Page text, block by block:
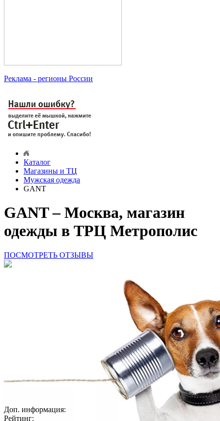
Реклама - регионы России
Каталог
Магазины и ТЦ
Мужская одежда
GANT
GANT – Москва, магазин
одежды в ТРЦ Метрополис
ПОСМОТРЕТЬ ОТЗЫВЫ
Доп. информация:
Рейтинг: